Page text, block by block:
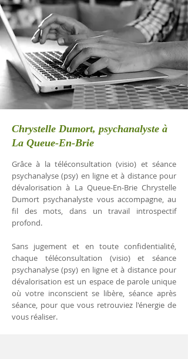
Chrystelle Dumort, psychanalyste à
La Queue-En-Brie
Grâce à la téléconsultation (visio) et séance
psychanalyse (psy) en ligne et à distance pour
dévalorisation à La Queue-En-Brie Chrystelle
Dumort psychanalyste vous accompagne, au
fil des mots, dans un travail introspectif
profond.
Sans jugement et en toute confidentialité,
chaque téléconsultation (visio) et séance
psychanalyse (psy) en ligne et à distance pour
dévalorisation est un espace de parole unique
où votre inconscient se libère, séance après
séance, pour que vous retrouviez l'énergie de
vous réaliser.